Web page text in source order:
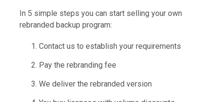
In 5 simple steps you can start selling your own
rebranded backup program:
Contact us to establish your requirements
Pay the rebranding fee
We deliver the rebranded version